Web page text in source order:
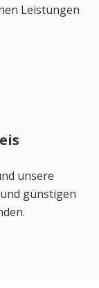
Leistungen
unsere
günstigen